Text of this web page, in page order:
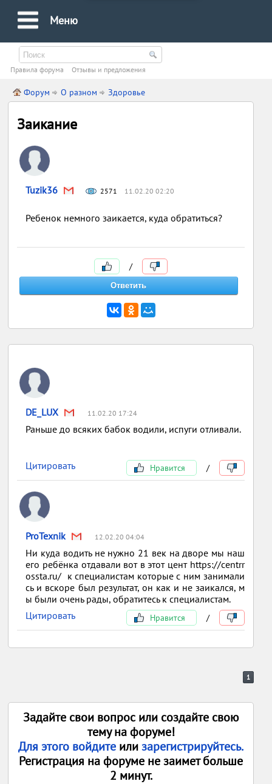
Меню
Правила форума Oтзывы и предложения
Форум О разном Здоровье
Заикание
Tuzik36 2571 11.02.20 02:20
Ребенок немного заикается, куда обратиться?
/
DE_LUX 11.02.20 17:24
Раньше до всяких бабок водили, испуги отливали.
Цитировать Нравится /
ProTexnik 12.02.20 04:04
Ни куда водить не нужно 21 век на дворе мы наш
его ребёнка отдавали вот в этот цент https://centrr
ossta.ru/ к специалистам которые с ним занимали
сь и вскоре был результат, он как и не заикался, м
ы были очень рады, обратитесь к специалистам.
Цитировать
Нравится /
1
Задайте свои вопрос или создайте свою
тему на форуме!
Для этого войдите илизарегистрируйтесь.
Регистрация на форуме не заимет больше
2 минут.